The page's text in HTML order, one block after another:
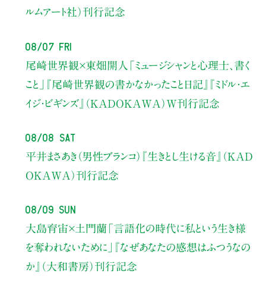
ルムアート社）刊行記念
08/07 Fri
尾崎世界観×東畑開人
「ミュージシャンと心理士、書く
こと」
『尾崎世界観の書かなかったこと日記』『ミドル・エ
イジ・ビギンズ』（KADOKAWA）W刊行記念
08/08 Sat
平井まさあき（男性ブランコ） 『生きとし生ける音』（KAD
OKAWA）刊行記念
08/09 Sun
大島育宙×土門蘭 「言語化の時代に私という生き様
を奪われないために」
『なぜあなたの感想はふつうなの
か』（大和書房）刊行記念